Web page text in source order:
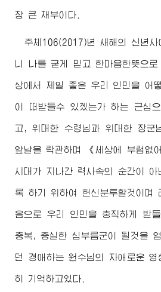
장 큰 재부이다.
주체106(2017)년 새해의 신년
니 나를 굳게 믿고 한마음한뜻으
상에서 제일 좋은 우리 인민을 어
이 떠받들수 있겠는가 하는 근심
고, 위대한 수령님 과 위대한 장군
앞날을 락관하며 《세상에 부럼없
시대가 지나간 력사속의 순간이
록 하기 위하여 헌신분투할것이며
음으로 우리 인민을 충직하게 받
충복, 충실한 심부름군이 될것을
던 경애하는 원수님의 자애로운 영
히 기억하고있다.